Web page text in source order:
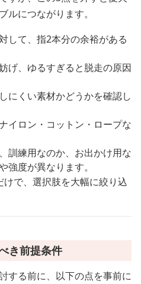
ルにつながります。
して、指2本分の余裕がある
げ、ゆるすぎると脱走の原因
にくい素材かどうかを確認し
イロン・コットン・ロープな
訓練用なのか、お出かけ用な
強度が異なります。
で、選択肢を大幅に絞り込
き前提条件
する前に、以下の点を事前に